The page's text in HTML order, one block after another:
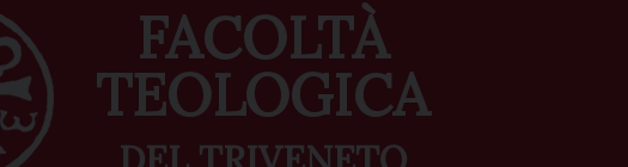
FACOLTÀ
TEOLOGICA